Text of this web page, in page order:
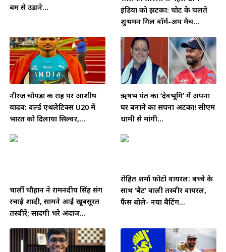
बम से उड़ाने...
इंडिया को झटका: चोट के चलते
शुभमन गिल वॉर्म-अप मैच...
नीरज चोपड़ा की राह पर आशीष
यादव: वर्ल्ड एथलेटिक्स U20 में
भारत को दिलाया सिल्वर,...
ऋषभ पंत का ‘देवभूमि’ में अपना
घर बनाने का सपना अटका! सीएम
धामी से मांगी...
चार्ली चौहान ने रामनदीप सिंह संग
रचाई शादी, सामने आईं खूबसूरत
तस्वीरें; सादगी भरे अंदाज...
रोहित शर्मा फोटो वायरल: बच्चे के
साथ ‘बैट’ वाली तस्वीर वायरल,
फैंस बोले- नया बैटिंग...